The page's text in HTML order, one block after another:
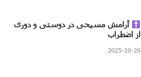
آرامش مسیحی در دوستی و دوری
از اضطراب
2025-10-26